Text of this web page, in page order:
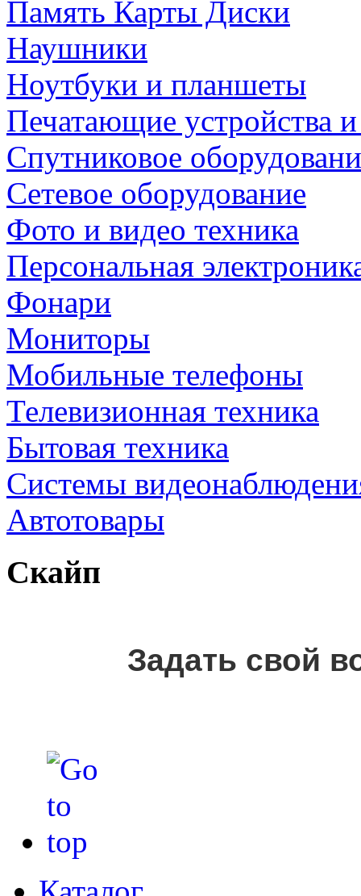
Память Карты Диски
Наушники
Ноутбуки и планшеты
Печатающие устройства
Спутниковое
Сетевое оборудование
Фото и видео техника
Персональная
Фонари
Мониторы
Мобильные телефоны
Телевизионная техника
Бытовая техника
Cистемы
Автотовары
Скайп
Задать свой